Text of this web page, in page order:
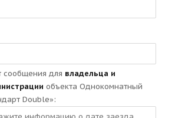
сообщения для владельца и
объекта Однокомнатный
Double»: